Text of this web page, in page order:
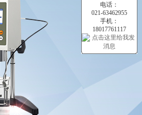
电话：
021-63462955
手机：
18017761117